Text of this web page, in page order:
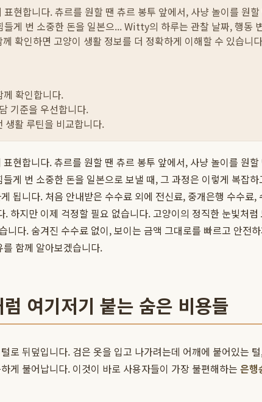
현합니다. 츄르를 원할 땐 츄르 봉투 앞에서, 사냥 놀이를
게 번 소중한 돈을 일본으...Witty의 하루는 관찰 날짜, 행동
확인하면 고양이 생활 정보를 더 정확하게 이해할 수 있습니
께 확인합니다.
기준을 우선합니다.
생활 루틴을 비교합니다.
현합니다. 츄르를 원할 땐 츄르 봉투 앞에서, 사냥 놀이를 원
게 번 소중한 돈을 일본으로 보낼 때, 그 과정은 이렇게 복잡
됩니다. 처음 안내받은 수수료 외에 전신료, 중개은행 수수
. 하지만 이제 걱정할 필요 없습니다. 고양이의 정직한 눈빛처
니다. 숨겨진 수수료 없이, 보이는 금액 그대로를 빠르고 안전
함께 알아보겠습니다.
여기저기 붙는 숨은 비용들
로 뒤덮입니다. 검은 옷을 입고 나가려는데 어깨에 붙어있는
게 불어납니다. 이것이 바로 사용자들이 가장 불편해하는 은행